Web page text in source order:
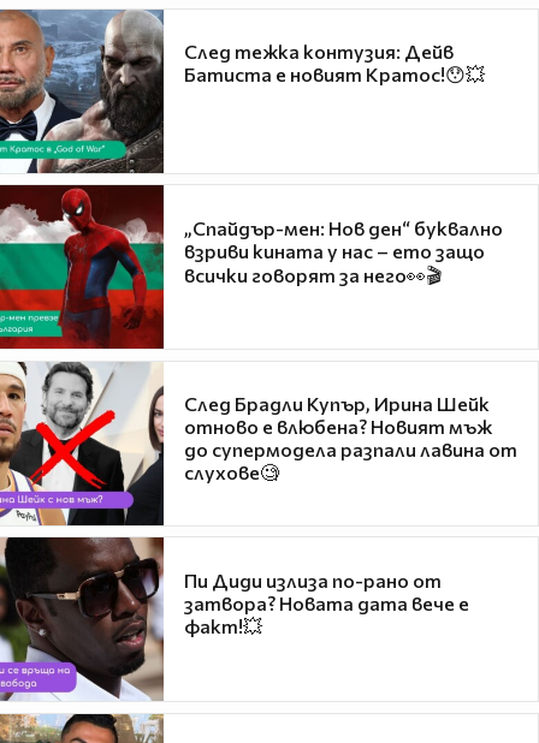
След тежка контузия: Дейв
Батиста е новият Кратос!😯💥
„Спайдър-мен: Нов ден“ буквално
взриви кината у нас – ето защо
всички говорят за него👀🎬
След Брадли Купър, Ирина Шейк
отново е влюбена? Новият мъж
до супермодела разпали лавина от
слухове🧐
Пи Диди излиза по-рано от
затвора? Новата дата вече е
факт!💥